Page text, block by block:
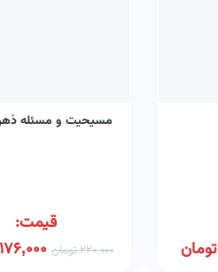
تومان
مسیحیت و مسئله
قیمت:
220,000تومان 176,000